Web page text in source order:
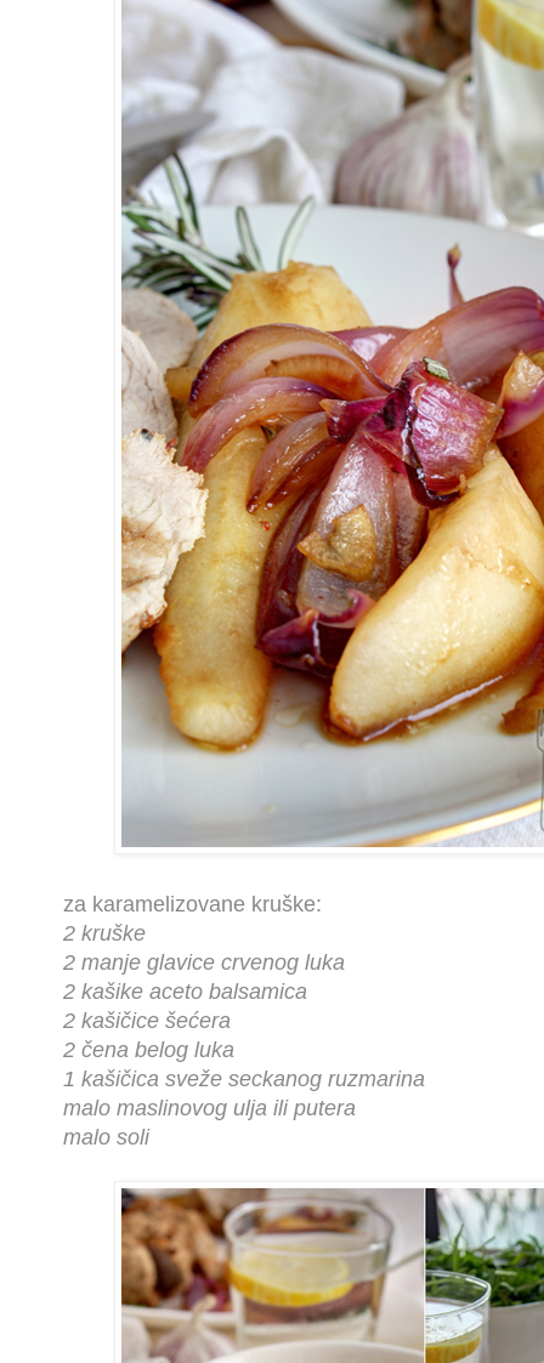
za karamelizovane kruške:
2 kruške
2 manje glavice crvenog luka
2 kašike aceto balsamica
2 kašičice šećera
2 čena belog luka
1 kašičica sveže seckanog ruzmarina
malo maslinovog ulja ili putera
malo soli